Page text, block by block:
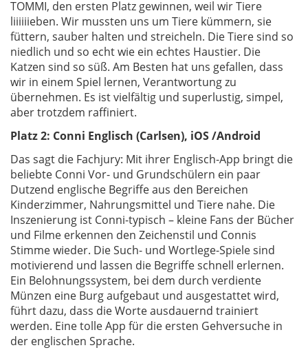
TOMMI, den ersten Platz gewinnen, weil wir Tiere
liiiiiieben. Wir mussten uns um Tiere kümmern, sie
füttern, sauber halten und streicheln. Die Tiere sind so
niedlich und so echt wie ein echtes Haustier. Die
Katzen sind so süß. Am Besten hat uns gefallen, dass
wir in einem Spiel lernen, Verantwortung zu
übernehmen. Es ist vielfältig und superlustig, simpel,
aber trotzdem raffiniert.
Platz 2: Conni Englisch (Carlsen), iOS /Android
Das sagt die Fachjury: Mit ihrer Englisch-App bringt die
beliebte Conni Vor- und Grundschülern ein paar
Dutzend englische Begriffe aus den Bereichen
Kinderzimmer, Nahrungsmittel und Tiere nahe. Die
Inszenierung ist Conni-typisch – kleine Fans der Bücher
und Filme erkennen den Zeichenstil und Connis
Stimme wieder. Die Such- und Wortlege-Spiele sind
motivierend und lassen die Begriffe schnell erlernen.
Ein Belohnungssystem, bei dem durch verdiente
Münzen eine Burg aufgebaut und ausgestattet wird,
führt dazu, dass die Worte ausdauernd trainiert
werden. Eine tolle App für die ersten Gehversuche in
der englischen Sprache.